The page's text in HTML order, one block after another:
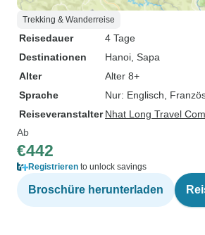
Trekking & Wanderreise
Reisedauer
4 Tage
Destinationen
Hanoi , Sapa
Alter
Alter 8+
Sprache
Nur: Englisch,
Reiseveranstalter Nhat Long Travel
Ab
€442
Registrieren to unlock savings
Broschüre herunterladen